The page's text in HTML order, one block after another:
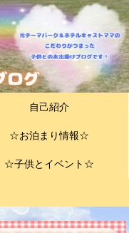
自己紹介
☆お泊まり情報☆
☆子供とイベント☆